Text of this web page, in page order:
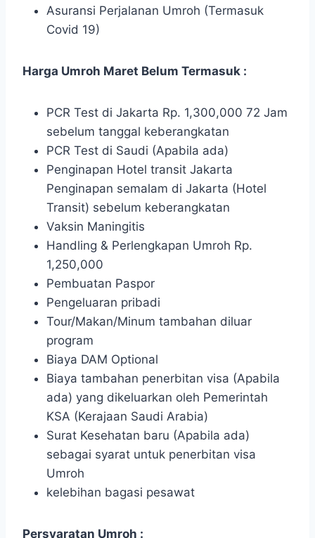
Asuransi Perjalanan Umroh (Termasuk
Covid 19)
Harga Umroh Maret Belum Termasuk :
PCR Test di Jakarta Rp. 1,300,000 72 Jam
sebelum tanggal keberangkatan
PCR Test di Saudi (Apabila ada)
Penginapan Hotel transit Jakarta
Penginapan semalam di Jakarta (Hotel
Transit) sebelum keberangkatan
Vaksin Maningitis
Handling & Perlengkapan Umroh Rp.
1,250,000
Pembuatan Paspor
Pengeluaran pribadi
Tour/Makan/Minum tambahan diluar
program
Biaya DAM Optional
Biaya tambahan penerbitan visa (Apabila
ada) yang dikeluarkan oleh Pemerintah
KSA (Kerajaan Saudi Arabia)
Surat Kesehatan baru (Apabila ada)
sebagai syarat untuk penerbitan visa
Umroh
kelebihan bagasi pesawat
Persyaratan Umroh :